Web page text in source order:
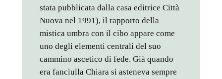
stata pubblicata dalla casa editrice Città
Nuova nel 1991), il rapporto della
mistica umbra con il cibo appare come
uno degli elementi centrali del suo
cammino ascetico di fede. Già quando
era fanciulla Chiara si asteneva sempre